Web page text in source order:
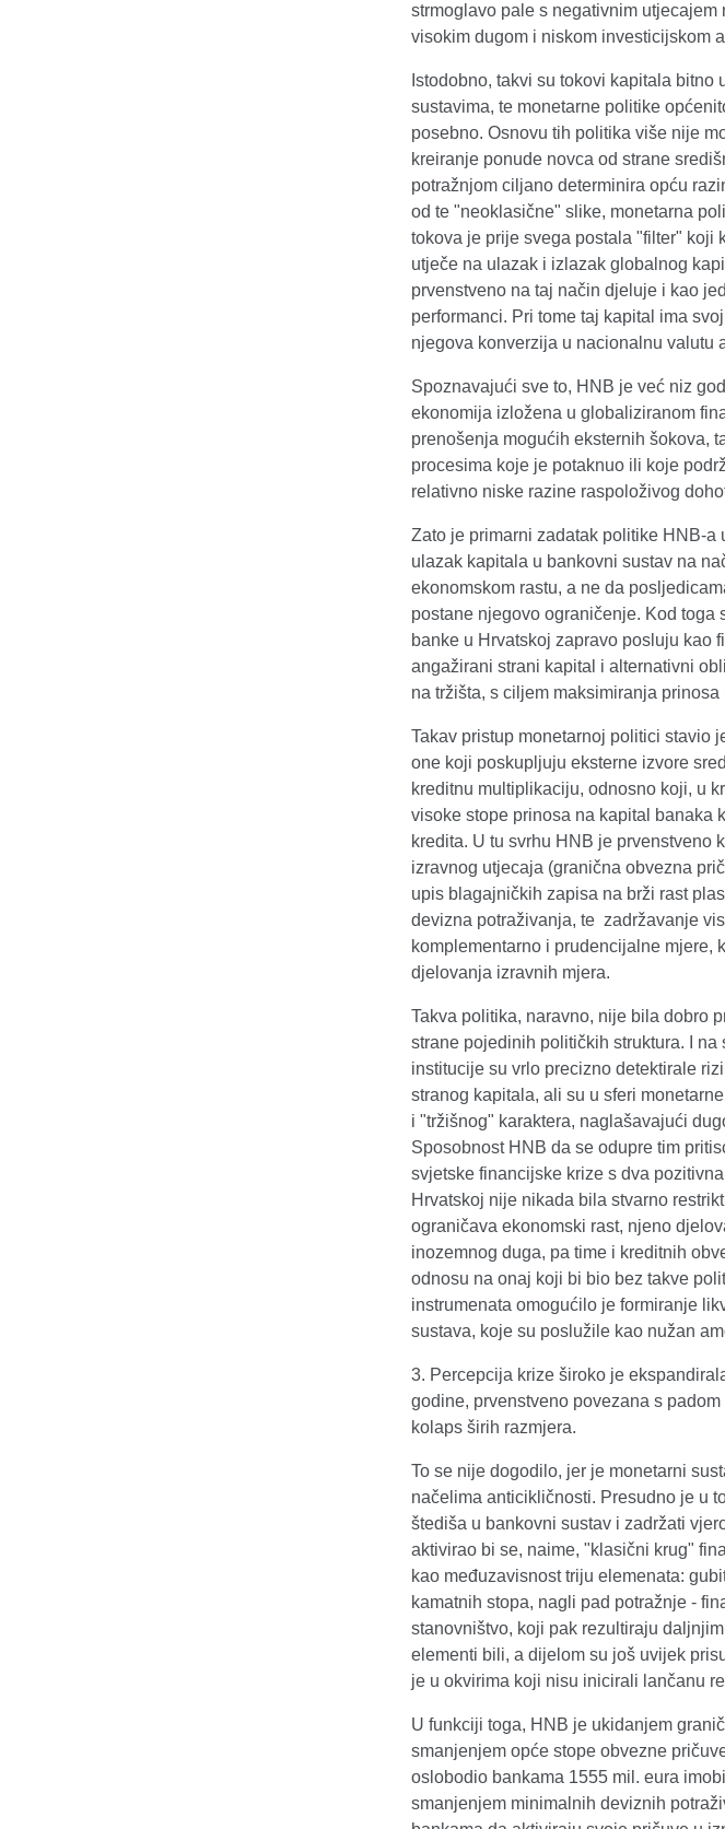
strmoglavo pale s negativnim
visokim dugom i niskom investicijskom
Istodobno, takvi su tokovi kapitala
sustavima, te monetarne politike
posebno. Osnovu tih politika više nije
kreiranje ponude novca od strane
potražnjom ciljano determinira opću
od te "neoklasične" slike, monetarna
tokova je prije svega postala "filter" koji
utječe na ulazak i izlazak globalnog
prvenstveno na taj način djeluje i kao
performanci. Pri tome taj kapital ima
njegova konverzija u nacionalnu valutu
Spoznavajući sve to, HNB je već niz
ekonomija izložena u globaliziranom
prenošenja mogućih eksternih šokova,
procesima koje je potaknuo ili koje
relativno niske razine raspoloživog
Zato je primarni zadatak politike HNB-
ulazak kapitala u bankovni sustav na
ekonomskom rastu, a ne da
postane njegovo ograničenje. Kod toga
banke u Hrvatskoj zapravo posluju kao
angažirani strani kapital i alternativni
na tržišta, s ciljem maksimiranja
Takav pristup monetarnoj politici stavio
one koji poskupljuju eksterne izvore
kreditnu multiplikaciju, odnosno koji, u
visoke stope prinosa na kapital banaka
kredita. U tu svrhu HNB je prvenstveno
izravnog utjecaja (granična obvezna
upis blagajničkih zapisa na brži rast
devizna potraživanja, te zadržavanje
komplementarno i prudencijalne mjere,
djelovanja izravnih mjera.
Takva politika, naravno, nije bila dobro
strane pojedinih političkih struktura. I
institucije su vrlo precizno detektirale
stranog kapitala, ali su u sferi
i "tržišnog" karaktera, naglašavajući
Sposobnost HNB da se odupre tim
svjetske financijske krize s dva
Hrvatskoj nije nikada bila stvarno
ograničava ekonomski rast, njeno
inozemnog duga, pa time i kreditnih
odnosu na onaj koji bi bio bez takve
instrumenata omogućilo je formiranje
sustava, koje su poslužile kao nužan
3. Percepcija krize široko je
godine, prvenstveno povezana s
kolaps širih razmjera.
To se nije dogodilo, jer je monetarni
načelima anticikličnosti. Presudno je u
štediša u bankovni sustav i zadržati
aktivirao bi se, naime, "klasični krug"
kao međuzavisnost triju elemenata:
kamatnih stopa, nagli pad potražnje -
stanovništvo, koji pak rezultiraju
elementi bili, a dijelom su još uvijek
je u okvirima koji nisu inicirali lančanu
U funkciji toga, HNB je ukidanjem
smanjenjem opće stope obvezne
oslobodio bankama 1555 mil. eura
smanjenjem minimalnih deviznih